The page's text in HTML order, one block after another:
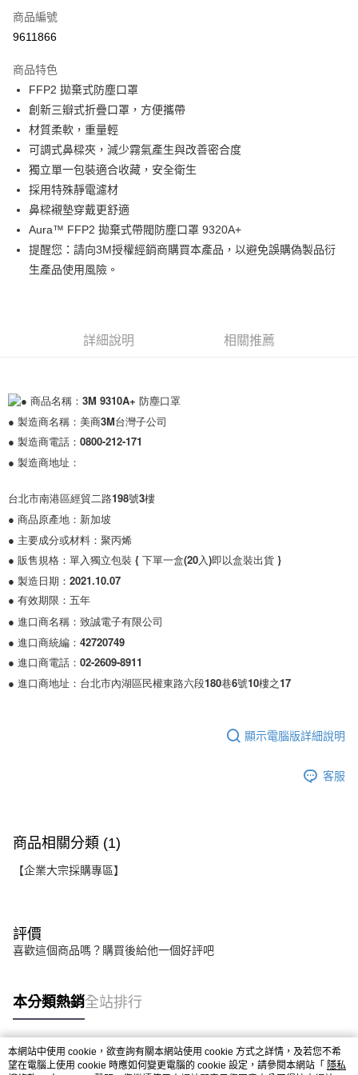
Apple Pay
運送方式
全家取貨付款
每筆NT$60
付款後全家取貨
每筆NT$60
7-11取貨付款
每筆NT$60
付款後7-11取貨
每筆NT$200，滿NT$5,000(含以上)免運費
商品編號
9611866
商品特色
FFP2 拋棄式防塵口罩
創新三瓣式折疊口罩，方便攜帶
材質柔軟，重量輕
可調式鼻樑夾，減少霧氣產生與改善密合度
獨立單一包裝適合收藏，安全衛生
採用特殊靜電濾材
鼻樑襯墊穿戴更舒適
Aura™ FFP2 拋棄式帶閥防塵口罩 9320A+
提醒您：請向3M授權經銷商購買本產品，以避免誤購偽製品衍
生產品使用風險。
詳細說明 相關推薦
● 商品名稱：3M 9310A+ 防塵口罩
● 製造商名稱：美商3M台灣子公司
● 製造商電話：0800-212-171
● 製造商地址：
台北市南港區經貿二路198號3樓
● 商品原產地：新加坡
● 主要成分或材料：聚丙烯
● 販售規格：單入獨立包裝 { 下單一盒(20入)即以盒裝出貨 }
● 有效期限：五年
● 進口商名稱：致誠電子有限公司
● 進口商統編：42720749
● 進口商電話：02-2609-8911
● 進口商地址：台北市內湖區民權東路六段180巷6號10樓之17
顯示電腦版詳細說明
客服
商品相關分類 (1)
【企業大宗採購專區】
評價
喜歡這個商品嗎？購買後給他一個好評吧
本分類熱銷全站排行
熱門標籤
本網站中使用 cookie，欲查詢有關本網站使用 cookie 方式之詳情，及若您不希
望在電腦上使用 cookie 時應如何變更電腦的 cookie 設定，請參閱本網站「 隱私